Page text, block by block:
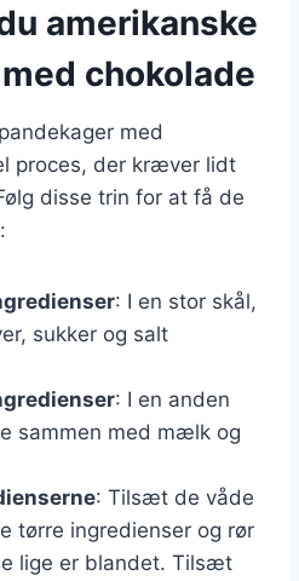
amerikanske
chokolade
med
proces, der kræver lidt
disse trin for at få de
: I en stor skål,
sukker og salt
: I en anden
sammen med mælk og
: Tilsæt de våde
tørre ingredienser og rør
lige er blandet. Tilsæt